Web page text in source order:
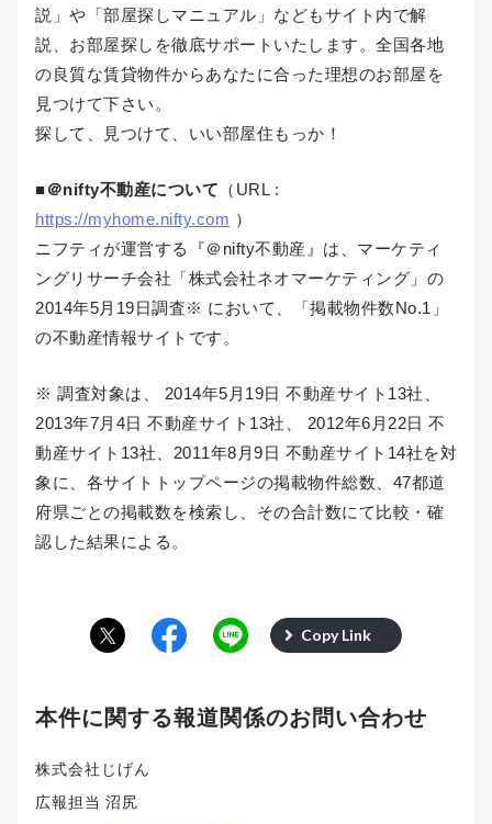
説」や「部屋探しマニュアル」などもサイト内で解
説、お部屋探しを徹底サポートいたします。全国各地
の良質な賃貸物件からあなたに合った理想のお部屋を
見つけて下さい。
探して、見つけて、いい部屋住もっか！
■＠nifty不動産について （URL :
https://myhome.nifty.com ）
ニフティが運営する『＠nifty不動産』は、マーケティ
ングリサーチ会社「株式会社ネオマーケティング」の
2014年5月19日調査※ において、「掲載物件数No.1」
の不動産情報サイトです。
※ 調査対象は、 2014年5月19日 不動産サイト13社、
2013年7月4日 不動産サイト13社、 2012年6月22日 不
動産サイト13社、2011年8月9日 不動産サイト14社を対
象に、各サイトトップページの掲載物件総数、47都道
府県ごとの掲載数を検索し、その合計数にて比較・確
認した結果による。
Copy Link
本件に関する報道関係のお問い合わせ
株式会社じげん
広報担当 沼尻